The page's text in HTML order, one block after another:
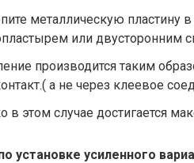
металлическую пластину
или двусторонним
производится таким
а не через клеевое
в этом случае достигается
установке усиленного